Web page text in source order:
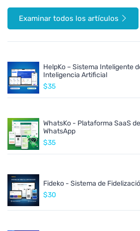
Examinar todos los artículos
HelpKo – Sistema Inteligente
Inteligencia Artificial
$35
WhatsKo - Plataforma SaaS
WhatsApp
$35
Fideko - Sistema de
$30